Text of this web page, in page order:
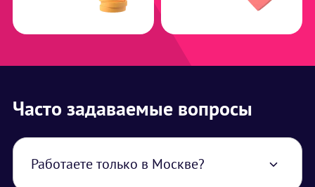
Часто задаваемые вопросы
Работаете только в Москве?